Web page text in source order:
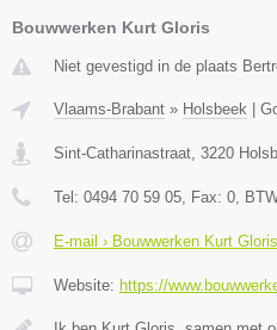
Bouwwerken Kurt Gloris
Niet gevestigd in de plaats
Vlaams-Brabant » Holsbeek
Sint-Catharinastraat 3220
Tel: 0494 70 59 05 , Fax: 0 ,
E-mail › Bouwwerken Kurt Gloris
Website: https://